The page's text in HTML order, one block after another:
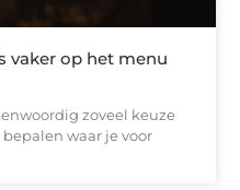
vaker op het menu
zoveel keuze
waar je voor